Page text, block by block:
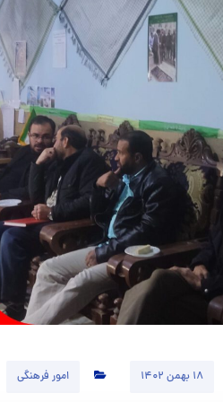
۱۸ بهمن ۱۴۰۲ امور فرهنگی